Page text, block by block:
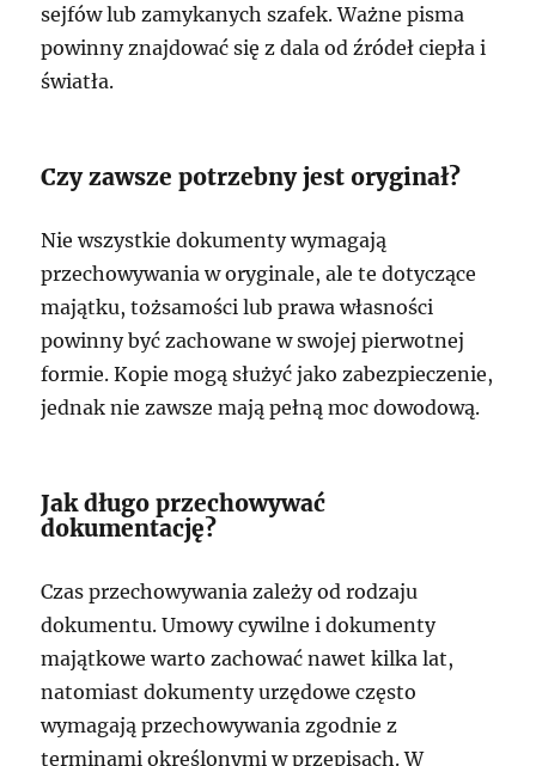
sejfów lub zamykanych szafek. Ważne pisma
powinny znajdować się z dala od źródeł ciepła i
światła.
Czy zawsze potrzebny jest oryginał?
Nie wszystkie dokumenty wymagają
przechowywania w oryginale, ale te dotyczące
majątku, tożsamości lub prawa własności
powinny być zachowane w swojej pierwotnej
formie. Kopie mogą służyć jako zabezpieczenie,
jednak nie zawsze mają pełną moc dowodową.
Jak długo przechowywać
dokumentację?
Czas przechowywania zależy od rodzaju
dokumentu. Umowy cywilne i dokumenty
majątkowe warto zachować nawet kilka lat,
natomiast dokumenty urzędowe często
wymagają przechowywania zgodnie z
terminami określonymi w przepisach. W